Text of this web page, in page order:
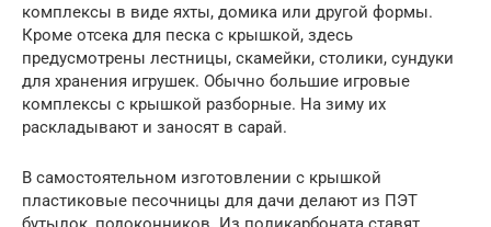
комплексы в виде яхты, домика или другой формы.
Кроме отсека для песка с крышкой, здесь
предусмотрены лестницы, скамейки, столики, сундуки
для хранения игрушек. Обычно большие игровые
комплексы с крышкой разборные. На зиму их
раскладывают и заносят в сарай.
В самостоятельном изготовлении с крышкой
пластиковые песочницы для дачи делают из ПЭТ